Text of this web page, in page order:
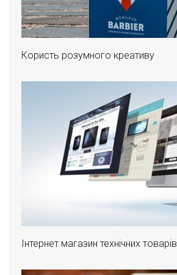
Користь розумного креативу
Інтернет магазин технічних товарів